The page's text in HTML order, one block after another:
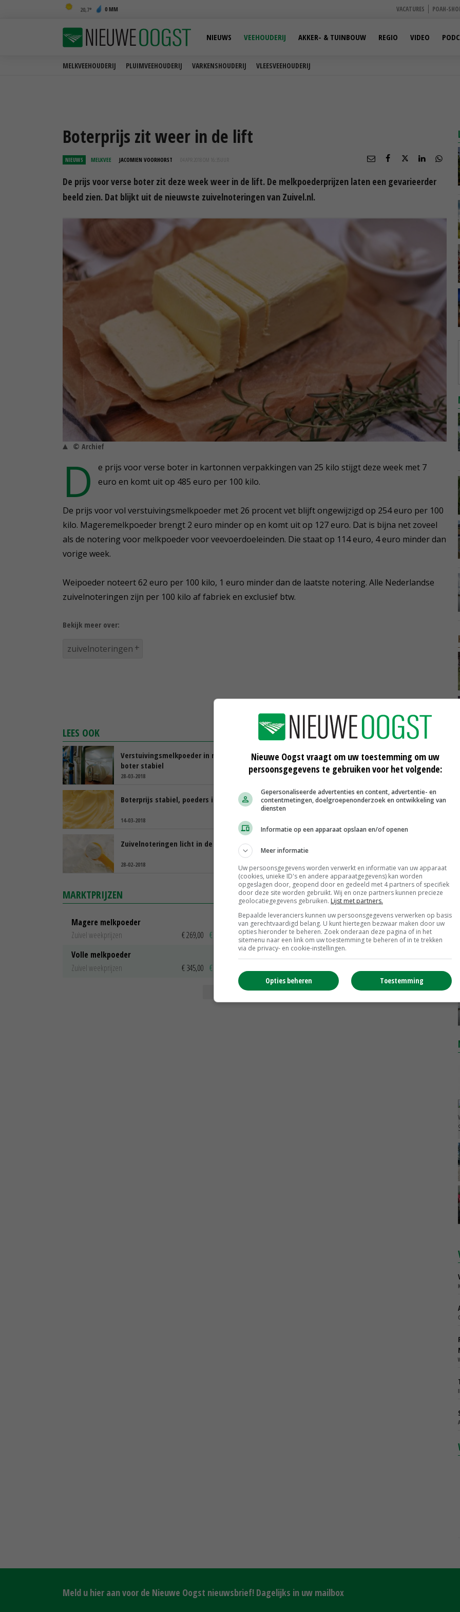
20,7 0 MM VACATURES POAH-
MELKVEEHOUDERIJ PLUIMVEEHOUDERIJ VARKENSHOUDERIJ VLEESVEEHOUDERIJ
NIEUWS VEEHOUDERIJ AKKER- & TUINBOUW REGIO VIDEO
Boterprijs zit weer in de lift
NIEUWS MELKVEE JACOMIEN VOORHORST 04 APR 2018 OM 16:35
De prijs voor verse boter zit deze week weer in de lift. De melkpoederprijzen laten een gevarieerder
beeld zien. Dat blijkt uit de nieuwste zuivelnoteringen van Zuivel.nl.
© Archief
D
e prijs voor verse boter in kartonnen verpakkingen van 25 kilo stijgt deze week met 7
euro en komt uit op 485 euro per 100 kilo.
De prijs voor vol verstuivingsmelkpoeder met 26 procent vet blijft ongewijzigd op 254 euro per 100
kilo. Mageremelkpoeder brengt 2 euro minder op en komt uit op 127 euro. Dat is bijna net zoveel
als de notering voor melkpoeder voor veevoerdoeleinden. Die staat op 114 euro, 4 euro minder dan
vorige week.
Weipoeder noteert 62 euro per 100 kilo, 1 euro minder dan de laatste notering. Alle Nederlandse
zuivelnoteringen zijn per 100 kilo af fabriek en exclusief btw.
Bekijk meer over:
zuivelnoteringen
LEES OOK
Verstuivingsmelkpoeder in min,
boter stabiel
28-03-2018
Zuivelnoteringen redelijk stabiel
21-03-2018
Boterprijs stabiel, poeders in de min
14-03-2018
Zuivelnoteringen redelijk stabiel
Zuivelnoteringen licht in de min
28-02-2018 21-02-2018
MARKTPRIJZEN
Magere melkpoeder
Zuivel weekprijzen
€ 269,00 € 7,00
Volle melkpoeder
Zuivel weekprijzen
€ 345,00 € 20,00
Weipoeder
Zuivel weekprijzen
€ 134,00 € 0,00
Boeren Gouda 12 kg
MEER MARKTPRIJZEN
Meld u hier aan voor de Nieuwe Oogst nieuwsbrief! Dagelijks in uw mailbox
Nieuwe Oogst vraagt om uw toestemming om uw
persoonsgegevens te gebruiken voor het volgende:
Gepersonaliseerde advertenties en content, advertentie- en
contentmetingen, doelgroepenonderzoek en ontwikkeling van
diensten
Informatie op een apparaat opslaan en/of openen
Meer informatie
Uw persoonsgegevens worden verwerkt en informatie van uw apparaat
(cookies, unieke ID's en andere apparaatgegevens) kan worden
opgeslagen door, geopend door en gedeeld met 4 partners of specifiek
door deze site worden gebruikt. Wij en onze partners kunnen precieze
geolocatiegegevens gebruiken. Lijst met partners.
Bepaalde leveranciers kunnen uw persoonsgegevens verwerken op basis
van gerechtvaardigd belang. U kunt hiertegen bezwaar maken door uw
opties hieronder te beheren. Zoek onderaan deze pagina of in het
sitemenu naar een link om uw toestemming te beheren of in te trekken
via de privacy- en cookie-instellingen.
Toestemming
Opties beheren